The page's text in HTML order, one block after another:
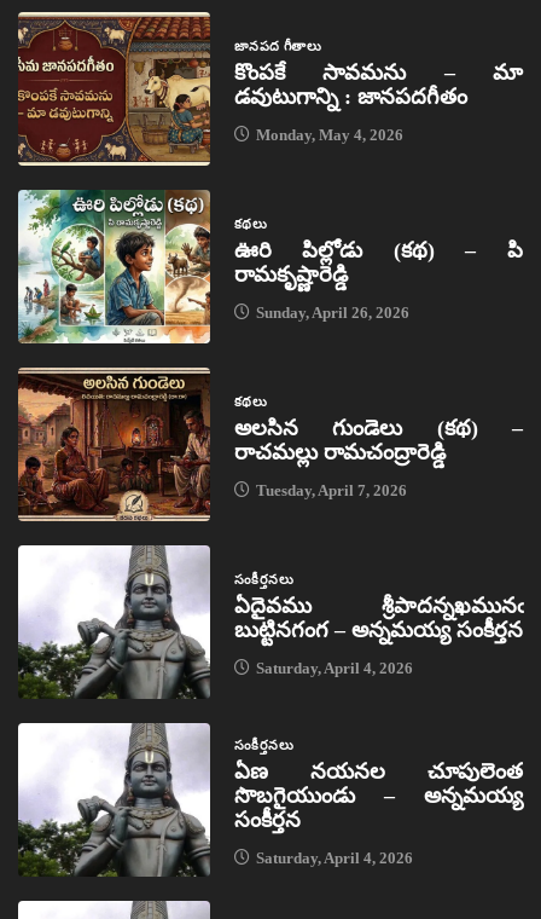
జానపద గీతాలు
కొంపకే సావమను – మా
డవుటుగాన్ని : జానపదగీతం
Monday, May 4, 2026
కథలు
ఊరి పిల్లోడు (కథ) – పి
రామకృష్ణారెడ్డి
Sunday, April 26, 2026
కథలు
అలసిన గుండెలు (కథ) –
రాచమల్లు రామచంద్రారెడ్డి
Tuesday, April 7, 2026
సంకీర్తనలు
ఏదైవము శ్రీపాదన్నఖమునఁ
బుట్టినగంగ – అన్నమయ్య సంకీర్తన
Saturday, April 4, 2026
సంకీర్తనలు
ఏణ నయనల చూపులెంత
సొబగైయుండు – అన్నమయ్య
సంకీర్తన
Saturday, April 4, 2026